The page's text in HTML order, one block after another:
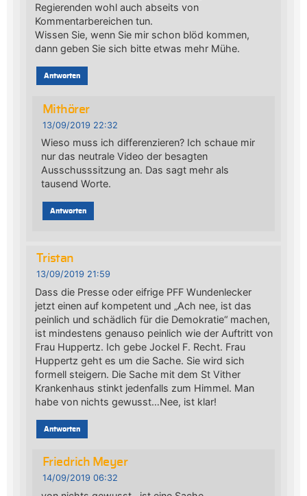
Regierenden wohl auch abseits von
Kommentarbereichen tun.
Wissen Sie, wenn Sie mir schon blöd kommen,
dann geben Sie sich bitte etwas mehr Mühe.
Antworten
Mithörer
13/09/2019 22:32
Wieso muss ich differenzieren? Ich schaue mir
nur das neutrale Video der besagten
Ausschusssitzung an. Das sagt mehr als
tausend Worte.
Antworten
Tristan
13/09/2019 21:59
Dass die Presse oder eifrige PFF Wundenlecker
jetzt einen auf kompetent und „Ach nee, ist das
peinlich und schädlich für die Demokratie“ machen,
ist mindestens genauso peinlich wie der Auftritt von
Frau Huppertz. Ich gebe Jockel F. Recht. Frau
Huppertz geht es um die Sache. Sie wird sich
formell steigern. Die Sache mit dem St Vither
Krankenhaus stinkt jedenfalls zum Himmel. Man
habe von nichts gewusst…Nee, ist klar!
Antworten
Friedrich Meyer
14/09/2019 06:32